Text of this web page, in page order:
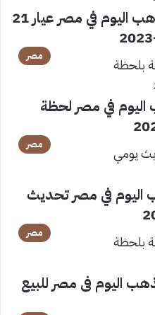
“انخفاض جديد”.. سعر الذهب اليوم في مصر عيار 21
مصر
اليوم في مصر لحظة
مصر
اليوم في مصر تحديث
مصر
اليوم فى مصر للبيع